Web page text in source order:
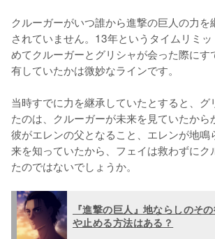
クルーガーがいつ誰から進撃の巨人の力を
されていません。13年というタイムリミ
めてクルーガーとグリシャが会った際にす
有していたかは微妙なラインです。
当時すでに力を継承していたとすると、グ
たのは、クルーガーが未来を見ていたから
彼がエレンの父となること、エレンが地鳴
来を知っていたから、フェイは救わずにク
たのではないでしょうか。
『進撃の巨人』地ならしのそ
や止める方法はある？